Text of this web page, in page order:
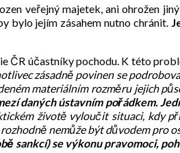
veřejný majetek, ani ohrožen
bylo jejím zásahem nutno chránit.
účastníky pochodu. K této
zásadně povinen se
materiálním rozměru jejich
daných ústavním pořádkem.
životě vyloučit situaci, kdy
nemůže být důvodem pro
sankcí) se výkonu pravomoci,